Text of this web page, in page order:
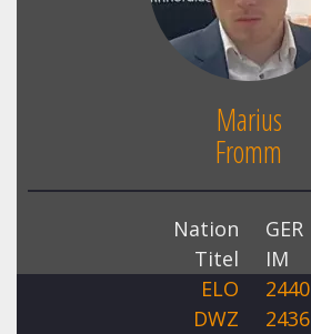
Marius
Fromm
Nation
GER
Titel
IM
ELO
2440
DWZ
2436